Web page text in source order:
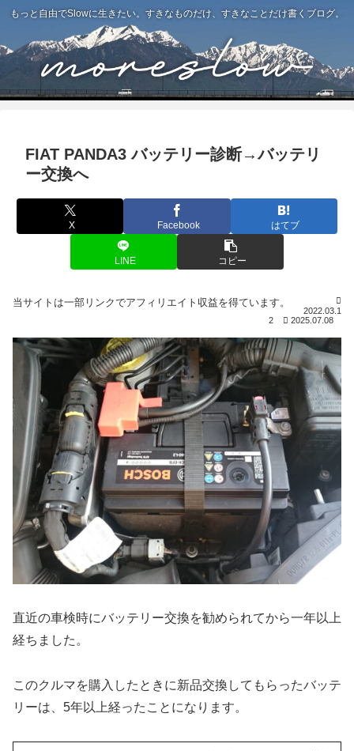
もっと自由でSlowに生きたい。すきなものだけ、すきなことだけ書くブログ。
FIAT PANDA3 バッテリー診断→バッテリ
ー交換へ
X Facebook はてブ
LINE コピー
2022.03.1
2
2025.07.08
直近の車検時にバッテリー交換を勧められてから一年以上
経ちました。
このクルマを購入したときに新品交換してもらったバッテ
リーは、5年以上経ったことになります。